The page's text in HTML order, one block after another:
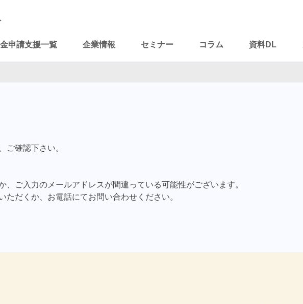
申請支援一覧 企業情報 セミナー コラム 資料DL
ご確認下さい。
ご入力のメールアドレスが間違っている可能性がございます。
だくか、お電話にてお問い合わせください。